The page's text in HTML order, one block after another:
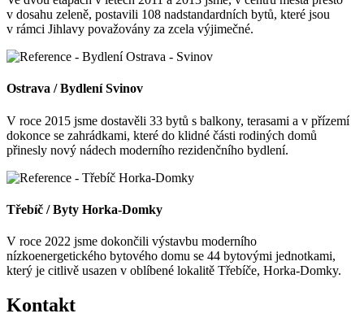
v dosahu zeleně, postavili 108 nadstandardních bytů, které jsou
v rámci Jihlavy považovány za zcela výjimečné.
Ostrava / Bydlení Svinov
V roce 2015 jsme dostavěli 33 bytů s balkony, terasami a v přízemí
dokonce se zahrádkami, které do klidné části rodiných domů
přinesly nový nádech moderního rezidenčního bydlení.
Třebíč / Byty Horka-Domky
V roce 2022 jsme dokončili výstavbu moderního
nízkoenergetického bytového domu se 44 bytovými jednotkami,
který je citlivě usazen v oblíbené lokalitě Třebíče, Horka-Domky.
Kontakt